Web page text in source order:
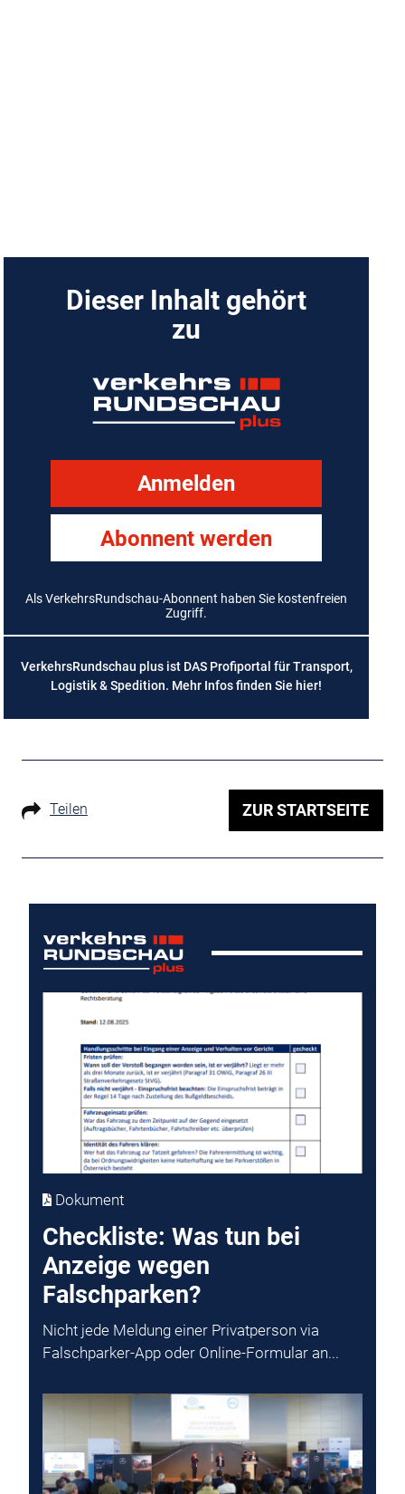
Dieser Inhalt gehört
zu
Anmelden
Abonnent werden
Als VerkehrsRundschau-Abonnent haben Sie kostenfreien
Zugriff.
VerkehrsRundschau plus ist DAS Profiportal für Transport,
Logistik & Spedition. Mehr Infos finden Sie hier!
Teilen ZUR STARTSEITE
Dokument
Checkliste: Was tun bei
Anzeige wegen
Falschparken?
Nicht jede Meldung einer Privatperson via
Falschparker-App oder Online-Formular an...